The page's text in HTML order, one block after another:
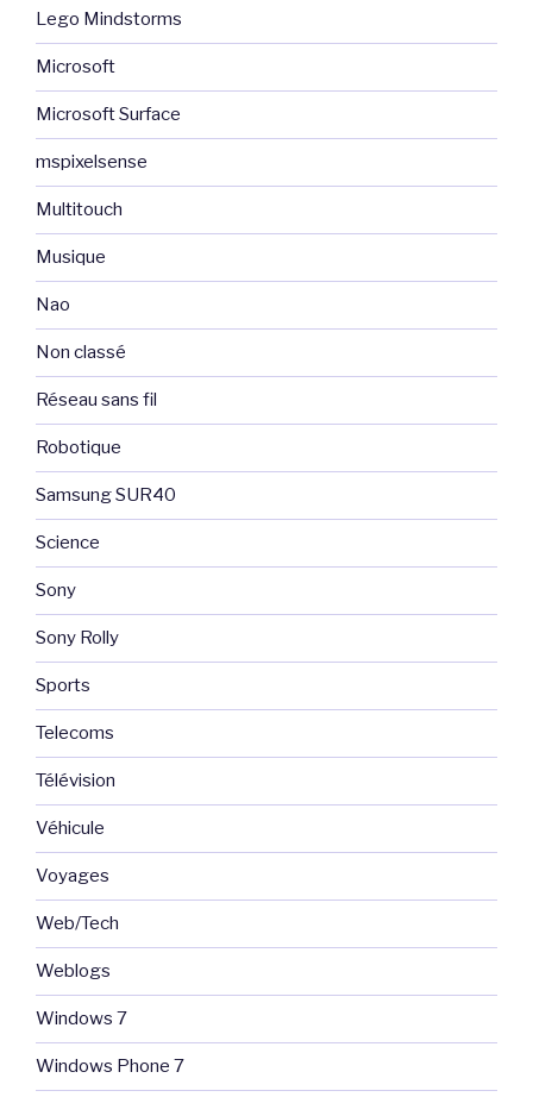
Lego Mindstorms
Microsoft
Microsoft Surface
mspixelsense
Multitouch
Musique
Nao
Non classé
Réseau sans fil
Robotique
Samsung SUR40
Science
Sony
Sony Rolly
Sports
Telecoms
Télévision
Véhicule
Voyages
Web/Tech
Weblogs
Windows 7
Windows Phone 7